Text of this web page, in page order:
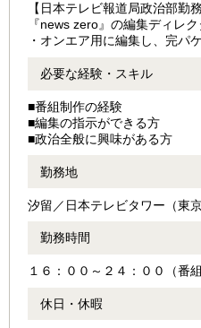
【日本テレビ報道局政治部勤務
『news zero』の編集ディレ
・オンエア用に編集し、完パ
必要な経験・スキル
■番組制作の経験
■編集の指示ができる方
■政治全般に興味がある方
勤務地
汐留／日本テレビタワー（東
勤務時間
１６：００～２４：００（番
休日・休暇